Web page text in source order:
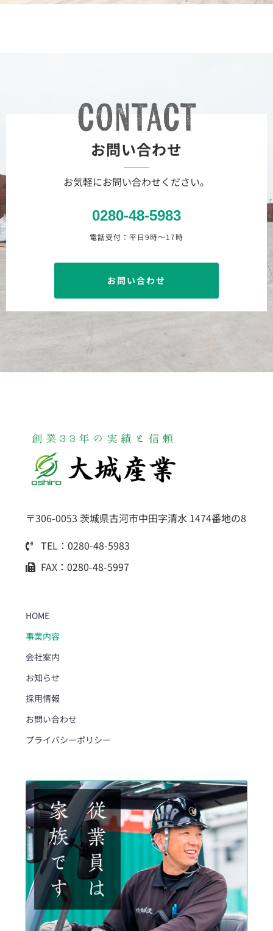
お問い合わせ
お気軽にお問い合わせください。
0280-48-5983
電話受付：平日9時〜17時
お問い合わせ
〒306-0053 茨城県古河市中田字清水 1474番地の8
TEL：0280-48-5983
FAX：0280-48-5997
HOME
事業内容
会社案内
お知らせ
採用情報
お問い合わせ
プライバシーポリシー